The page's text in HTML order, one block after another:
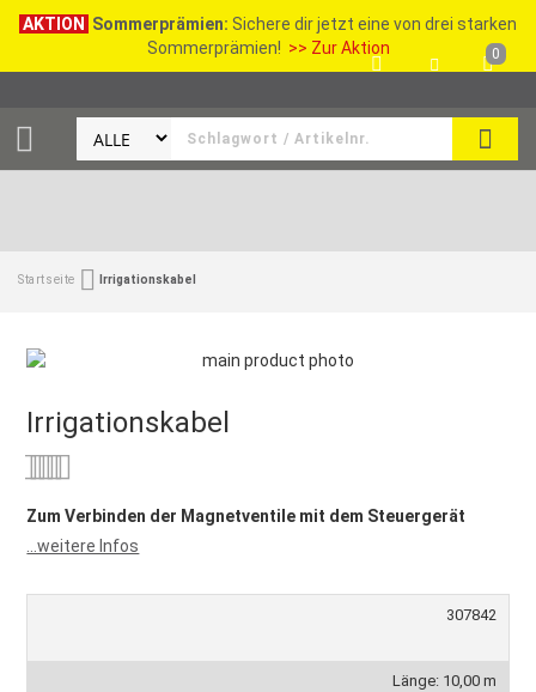
AKTION Sommerprämien: Sichere dir jetzt eine von drei starken
Sommerprämien! >> Zur Aktion 0
Startseite Irrigationskabel
Irrigationskabel
Zum Verbinden der Magnetventile mit dem Steuergerät
...weitere Infos
307842
Länge: 10,00 m